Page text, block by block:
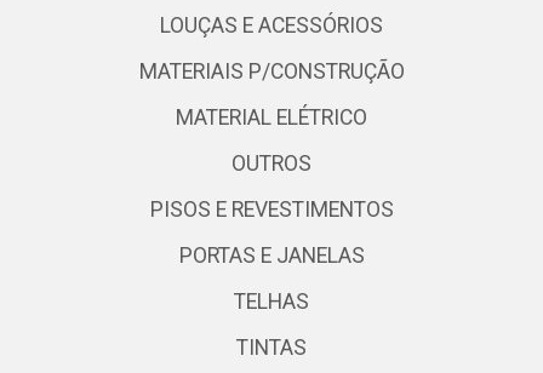
LOUÇAS E ACESSÓRIOS
MATERIAIS P/CONSTRUÇÃO
MATERIAL ELÉTRICO
OUTROS
PISOS E REVESTIMENTOS
PORTAS E JANELAS
TELHAS
TINTAS